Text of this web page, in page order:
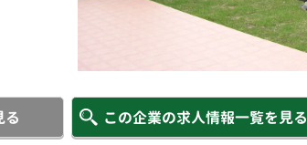
る この企業の求人情報一覧を見る